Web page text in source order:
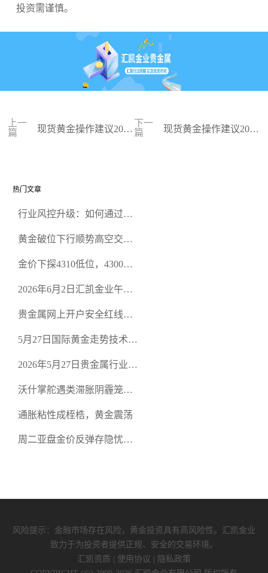
投资需谨慎。
上一
篇
现货黄金操作建议2023
下一
篇
现货黄金操作建议2023
热门文章
行业风控升级：如何通过正
规黄金开户交易平台？
黄金破位下行顺势高空交易
金价下探4310低位，4300关
2026年6月2日汇凯金业午盘
空头清算算法如何布防？
贵金属网上开户安全红线：
恶意洗盘陷阱
5月27日国际黄金走势技术盘
规黄金平台全方位行情解析
2026年5月27日贵金属行业新
正规贵金属开户平台迎开户
热潮
沃什掌舵遇类滞胀阴霾笼
通胀粘性成桎梏，黄金震荡
周二亚盘金价反弹存隐忧，
风险提示：金融市场存在风险，黄金投资具有高风险性。汇凯金业
致力于为投资者提供正规、安全的交易环境。
汇凯资质
使用协议
隐私政策